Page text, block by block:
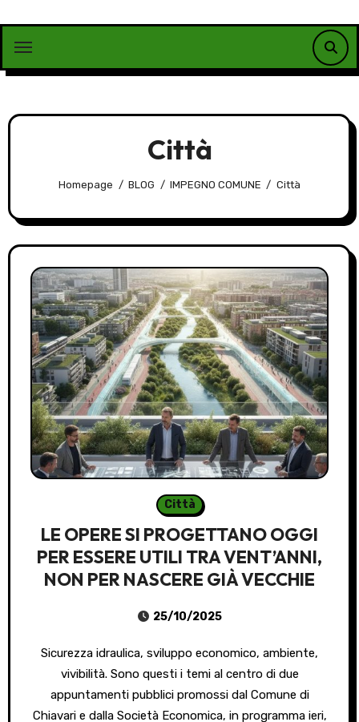
contenuto
Città
Homepage BLOG IMPEGNO COMUNE Città
Città
LE OPERE SI PROGETTANO OGGI
PER ESSERE UTILI TRA VENT’ANNI,
NON PER NASCERE GIÀ VECCHIE
25/10/2025
Sicurezza idraulica, sviluppo economico, ambiente,
vivibilità. Sono questi i temi al centro di due
appuntamenti pubblici promossi dal Comune di
Chiavari e dalla Società Economica, in programma ieri,